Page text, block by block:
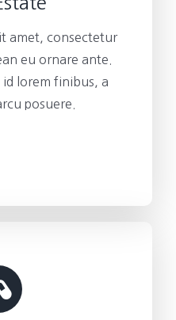
amet, consectetur
eu ornare ante.
lorem finibus, a
posuere.